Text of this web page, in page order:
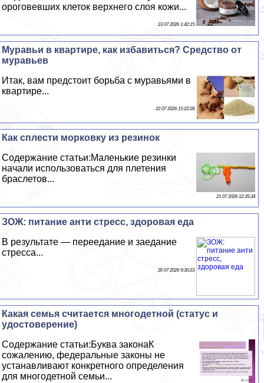
ороговевших клеток верхнего слоя кожи...
23 07 2026 1:42:15
Муравьи в квартире, как избавиться? Средство от
муравьев
Итак, вам предстоит борьба с муравьями в
квартире...
22 07 2026 15:22:28
Как сплести морковку из резинок
Содержание статьи:Маленькие резинки
начали использоваться для плетения
браслетов...
21 07 2026 12:35:34
ЗОЖ: питание анти стресс, здоровая еда
В результате — переедание и заедание
стресса...
20 07 2026 9:30:23
Какая семья считается многодетной (статус и
удостоверение)
Содержание статьи:Буква законаК
сожалению, федеральные законы не
устанавливают конкретного определения
для многодетной семьи...